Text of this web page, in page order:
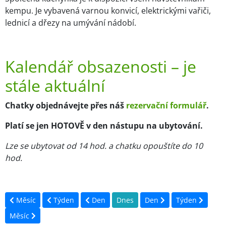
kempu. Je vybavená varnou konvicí, elektrickými vařiči,
lednicí a dřezy na umývání nádobí.
Kalendář obsazenosti – je
stále aktuální
Chatky objednávejte přes náš rezervační formulář.
Platí se jen HOTOVĚ v den nástupu na ubytování.
Lze se ubytovat od 14 hod. a chatku opouštíte do 10
hod.
Měsíc Týden Den Dnes Den
Týden
Měsíc